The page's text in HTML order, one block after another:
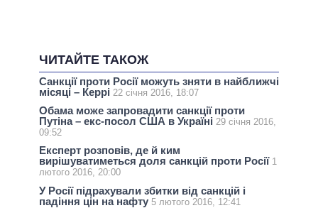
ЧИТАЙТЕ ТАКОЖ
Санкції проти Росії можуть зняти в найближчі
місяці – Керрі 22 січня 2016, 18:07
Обама може запровадити санкції проти
Путіна – екс-посол США в Україні 29 січня 2016,
09:52
Експерт розповів, де й ким
вирішуватиметься доля санкцій проти Росії 1
лютого 2016, 20:00
У Росії підрахували збитки від санкцій і
падіння цін на нафту 5 лютого 2016, 12:41